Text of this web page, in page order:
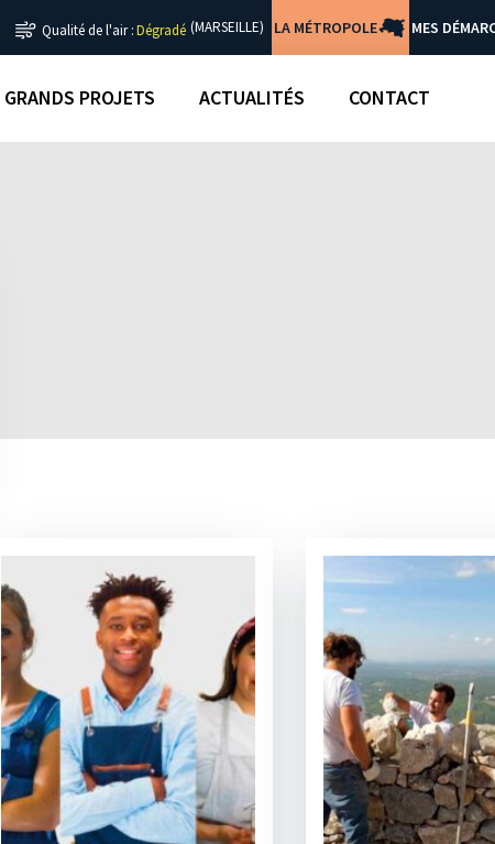
Qualité de l'air :Dégradé (MARSEILLE) LA MÉTROPOLE MES
GRANDS PROJETS ACTUALITÉS CONTACT